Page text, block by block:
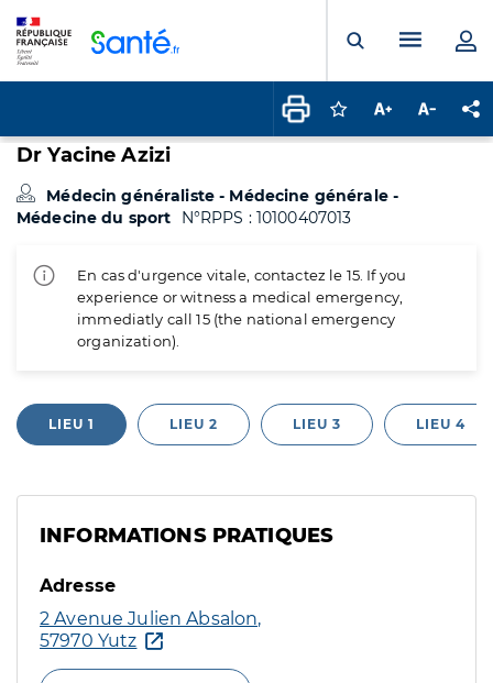
Ouvrir laMenu
Connectez-vous
Augmenter la
Dr Yacine Azizi
Médecin généraliste - Médecine générale -
Médecine du sport
N°RPPS : 10100407013
En cas d'urgence vitale, contactez le 15. If you
experience or witness a medical emergency,
immediatly call 15 (the national emergency
organization).
LIEU 1 LIEU 2 LIEU 3 LIEU 4
INFORMATIONS PRATIQUES
Adresse
2 Avenue Julien Absalon,
57970 Yutz